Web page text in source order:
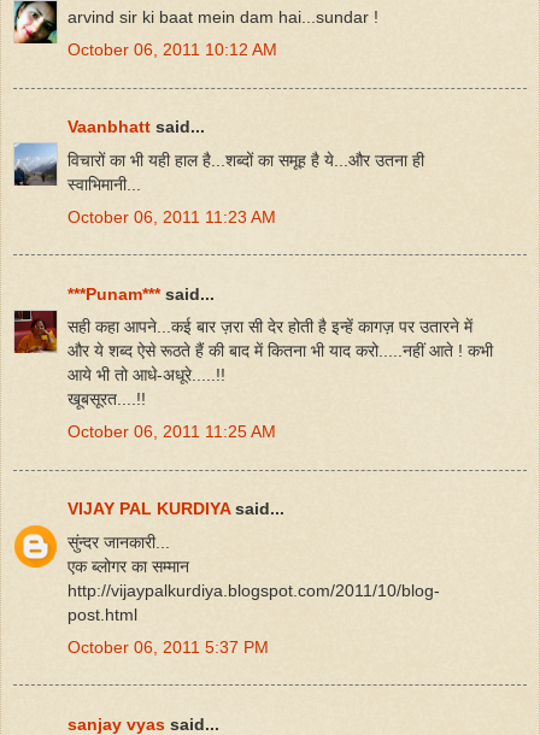
arvind sir ki baat mein dam hai...sundar !
October 06, 2011 10:12 AM
Vaanbhatt said...
विचारों का भी यही हाल है...शब्दों का समूह है ये...और उतना ही
स्वाभिमानी...
October 06, 2011 11:23 AM
***Punam***said...
सही कहा आपने...कई बार ज़रा सी देर होती है इन्हें कागज़ पर उतारने में
और ये शब्द ऐसे रूठते हैं की बाद में कितना भी याद करो.....नहीं आते ! कभी
आये भी तो आधे-अधूरे.....!!
खूबसूरत....!!
October 06, 2011 11:25 AM
VIJAY PAL KURDIYAsaid...
सुंन्दर जानकारी...
एक ब्लोगर का सम्मान
http://vijaypalkurdiya.blogspot.com/2011/10/blog-
post.html
October 06, 2011 5:37 PM
sanjay vyas said...